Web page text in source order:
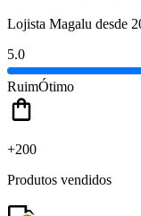
Lojista Magalu desde
5.0
RuimÓtimo
+200
Produtos vendidos